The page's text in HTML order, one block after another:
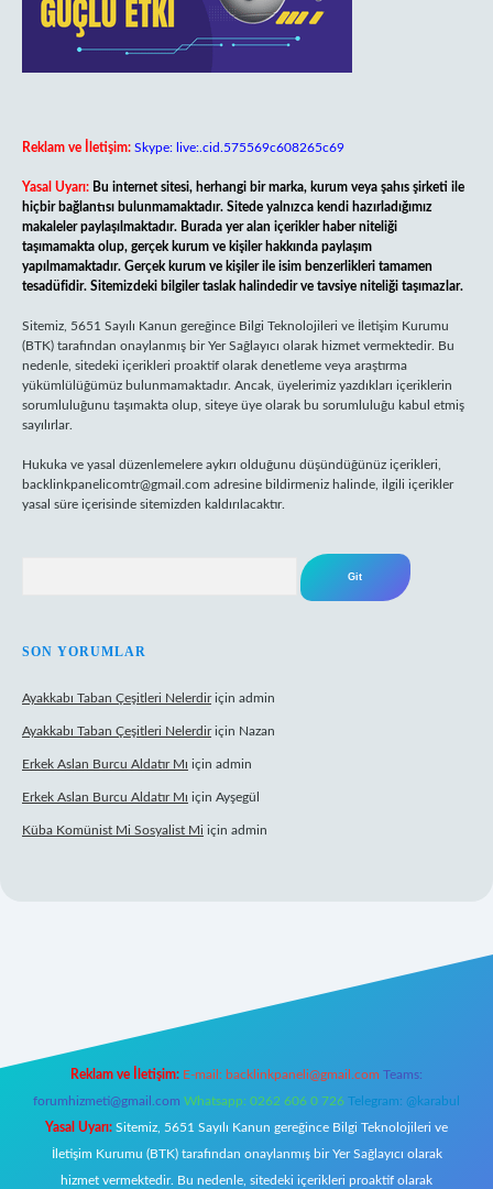
Reklam ve İletişim: Skype: live:.cid.575569c608265c69
Yasal Uyarı: Bu internet sitesi, herhangi bir marka, kurum veya şahıs şirketi ile
hiçbir bağlantısı bulunmamaktadır. Sitede yalnızca kendi hazırladığımız
makaleler paylaşılmaktadır. Burada yer alan içerikler haber niteliği
taşımamakta olup, gerçek kurum ve kişiler hakkında paylaşım
yapılmamaktadır. Gerçek kurum ve kişiler ile isim benzerlikleri tamamen
tesadüfidir. Sitemizdeki bilgiler taslak halindedir ve tavsiye niteliği taşımazlar.
Sitemiz, 5651 Sayılı Kanun gereğince Bilgi Teknolojileri ve İletişim Kurumu
(BTK) tarafından onaylanmış bir Yer Sağlayıcı olarak hizmet vermektedir. Bu
nedenle, sitedeki içerikleri proaktif olarak denetleme veya araştırma
yükümlülüğümüz bulunmamaktadır. Ancak, üyelerimiz yazdıkları içeriklerin
sorumluluğunu taşımakta olup, siteye üye olarak bu sorumluluğu kabul etmiş
sayılırlar.
Hukuka ve yasal düzenlemelere aykırı olduğunu düşündüğünüz içerikleri,
backlinkpanelicomtr@gmail.com adresine bildirmeniz halinde, ilgili içerikler
yasal süre içerisinde sitemizden kaldırılacaktır.
SON YORUMLAR
Ayakkabı Taban Çeşitleri Nelerdiriçin admin
Ayakkabı Taban Çeşitleri Nelerdiriçin Nazan
Erkek Aslan Burcu Aldatır Mı için admin
Erkek Aslan Burcu Aldatır Mı için Ayşegül
Küba Komünist Mi Sosyalist Mi için admin
Reklam ve İletişim: E-mail: backlinkpaneli@gmail.com Teams:
forumhizmeti@gmail.com Whatsapp: 0262 606 0 726 Telegram: @karabul
Yasal Uyarı: Sitemiz, 5651 Sayılı Kanun gereğince Bilgi Teknolojileri ve
İletişim Kurumu (BTK) tarafından onaylanmış bir Yer Sağlayıcı olarak
hizmet vermektedir. Bu nedenle, sitedeki içerikleri proaktif olarak